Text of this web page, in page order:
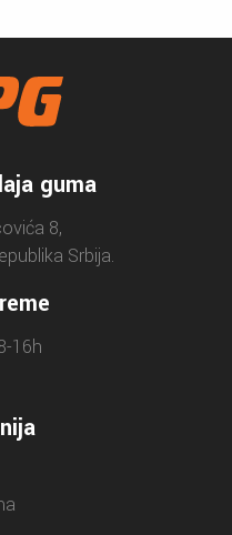
guma
8,
Srbija.
16h